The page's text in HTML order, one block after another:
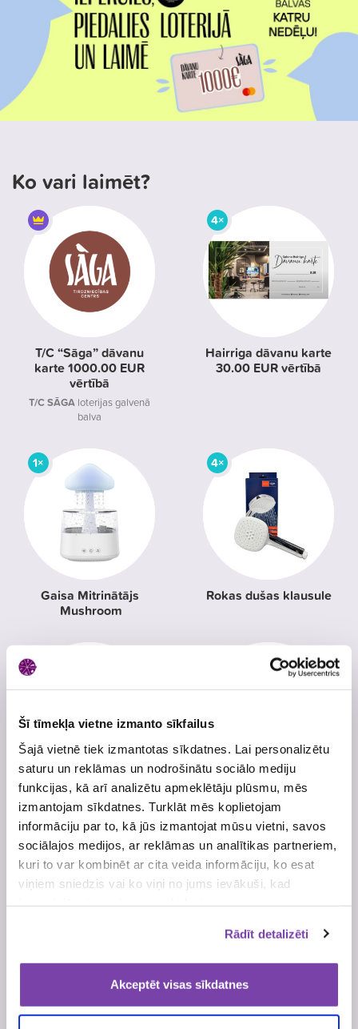
Šī tīmekļa vietne izmanto sīkfailus
Šajā vietnē tiek izmantotas sīkdatnes. Lai personalizētu
saturu un reklāmas un nodrošinātu sociālo mediju
funkcijas, kā arī analizētu apmeklētāju plūsmu, mēs
izmantojam sīkdatnes. Turklāt mēs koplietojam
informāciju par to, kā jūs izmantojat mūsu vietni, savos
sociālajos medijos, ar reklāmas un analītikas partneriem,
kuri to var kombinēt ar cita veida informāciju, ko esat
viņiem sniedzis vai ko viņi no jums ievākuši, kad
Rādīt detalizēti
Akceptēt visas sīkdatnes
Ko vari laimēt?
T/C “Sāga” dāvanu
karte 1000.00 EUR
vērtībā
T/C SĀGA loterijas galvenā
balva
4×
Hairriga dāvanu karte
30.00 EUR vērtībā
1×
Gaisa Mitrinātājs
Mushroom
4×
Rokas dušas klausule
4×
Jahonts rota pēc
izvēles 30 EUR
apmērā
JYSK dāvanu karte
30.00 EUR vērtībā
4× 10×
dāvanu karte 30.00